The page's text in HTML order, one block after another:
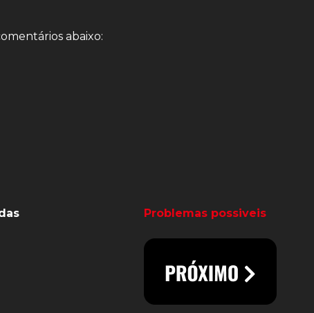
abaixo:
Problemas possiveis